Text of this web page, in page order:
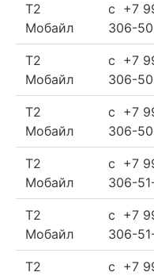
Т2
Мобайл
c +7
306-
Т2
Мобайл
c +7
306-
Т2
Мобайл
c +7
306-
Т2
Мобайл
c +7
306-
Т2
Мобайл
c +7
306-
Т2
c +7